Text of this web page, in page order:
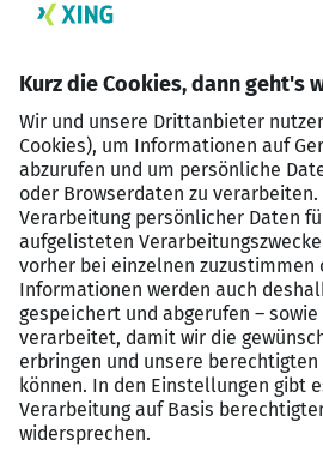
Begeisterung für
Prozessoptimierung
Analytisches
Zahlenaffinität
Klare und verbindliche
selbstorganisierte
sowie verhandlungssichere
Perspektiven